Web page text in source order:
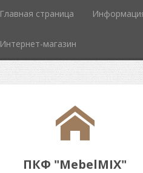
Главная страница
Интернет-магазин
ПКФ "MebelMIX"